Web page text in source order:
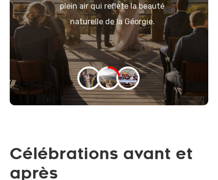
plein air qui reflète la beauté
naturelle de la Géorgie.
Célébrations avant et
après